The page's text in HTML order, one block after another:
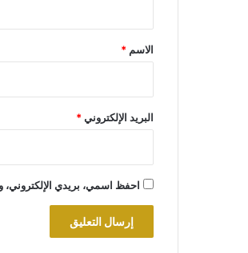
*
الاسم *
البريد الإلكتروني*
احفظ اسمي، بريدي الإلكتروني،